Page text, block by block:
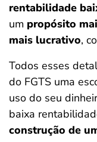
rentabilidade
um propósito
mais lucrativo,
Todos esses
do FGTS uma
uso do seu
baixa
construção de